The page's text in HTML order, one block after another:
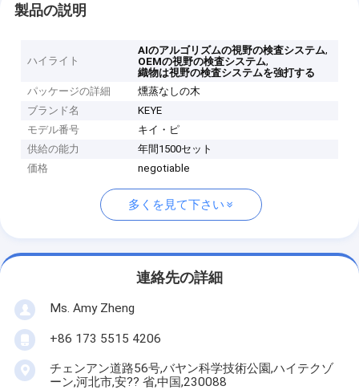
製品の説明
ハイライト
AIのアルゴリズムの視野の検査システム,
OEMの視野の検査システム,
織物は視野の検査システムを強打する
パッケージの詳細
燻蒸なしの木
ブランド名
KEYE
モデル番号
キイ・ピ
供給の能力
年間1500セット
価格
negotiable
多くを見て下さい
連絡先の詳細
Ms. Amy Zheng
+86 173 5515 4206
チェンアン道路56号,バヤン科学技術公園,ハイテクゾ
ーン,河北市,安?? 省,中国,230088